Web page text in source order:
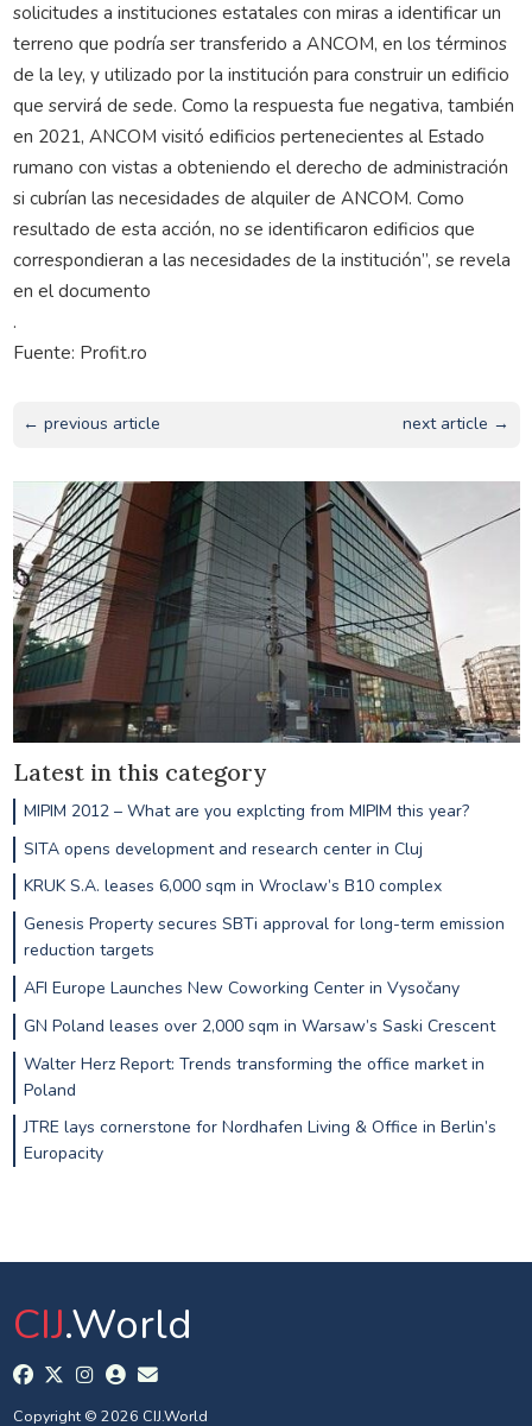
solicitudes a instituciones estatales con miras a identificar un
terreno que podría ser transferido a ANCOM, en los términos
de la ley, y utilizado por la institución para construir un edificio
que servirá de sede. Como la respuesta fue negativa, también
en 2021, ANCOM visitó edificios pertenecientes al Estado
rumano con vistas a obteniendo el derecho de administración
si cubrían las necesidades de alquiler de ANCOM. Como
resultado de esta acción, no se identificaron edificios que
correspondieran a las necesidades de la institución”, se revela
en el documento
.
Fuente: Profit.ro
← previous article next article →
Latest in this category
MIPIM 2012 – What are you explcting from MIPIM this year?
SITA opens development and research center in Cluj
KRUK S.A. leases 6,000 sqm in Wroclaw’s B10 complex
Genesis Property secures SBTi approval for long-term emission
reduction targets
AFI Europe Launches New Coworking Center in Vysočany
GN Poland leases over 2,000 sqm in Warsaw’s Saski Crescent
Walter Herz Report: Trends transforming the office market in
Poland
JTRE lays cornerstone for Nordhafen Living & Office in Berlin’s
Europacity
CIJ.World
Copyright © 2026 CIJ.World